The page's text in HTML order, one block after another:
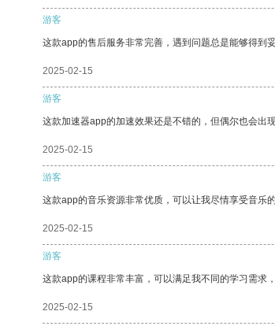
游客
这款app的售后服务非常完善，遇到问题总是能够得到
2025-02-15
游客
这款加速器app的加速效果还是不错的，但偶尔也会出
2025-02-15
游客
这款app的音乐资源非常优质，可以让我尽情享受音乐的
2025-02-15
游客
这款app的课程非常丰富，可以满足我不同的学习需求
2025-02-15